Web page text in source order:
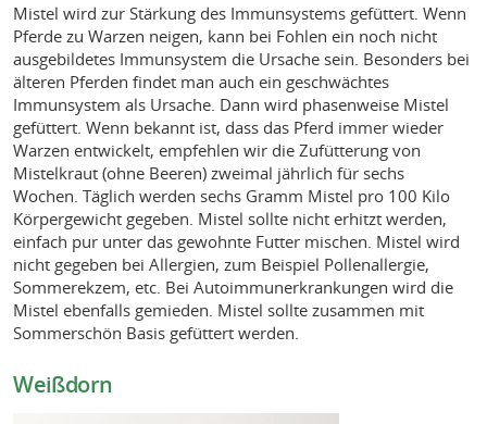
Mistel wird zur Stärkung des Immunsystems gefüttert. Wenn
Pferde zu Warzen neigen, kann bei Fohlen ein noch nicht
ausgebildetes Immunsystem die Ursache sein. Besonders bei
älteren Pferden findet man auch ein geschwächtes
Immunsystem als Ursache. Dann wird phasenweise Mistel
gefüttert. Wenn bekannt ist, dass das Pferd immer wieder
Warzen entwickelt, empfehlen wir die Zufütterung von
Mistelkraut (ohne Beeren) zweimal jährlich für sechs
Wochen. Täglich werden sechs Gramm Mistel pro 100 Kilo
Körpergewicht gegeben. Mistel sollte nicht erhitzt werden,
einfach pur unter das gewohnte Futter mischen. Mistel wird
nicht gegeben bei Allergien, zum Beispiel Pollenallergie,
Sommerekzem, etc. Bei Autoimmunerkrankungen wird die
Mistel ebenfalls gemieden. Mistel sollte zusammen mit
Sommerschön Basis gefüttert werden.
Weißdorn